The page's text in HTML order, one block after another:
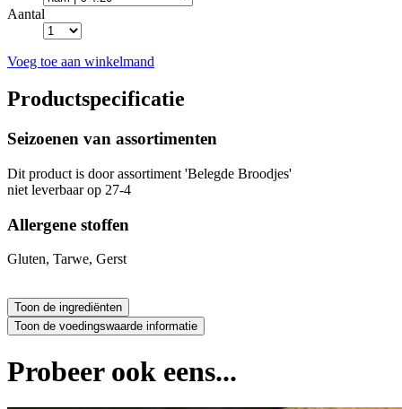
Aantal
Voeg toe aan winkelmand
Productspecificatie
Seizoenen van assortimenten
Dit product is door assortiment 'Belegde Broodjes'
niet leverbaar op 27-4
Allergene stoffen
Gluten, Tarwe, Gerst
Probeer ook eens...